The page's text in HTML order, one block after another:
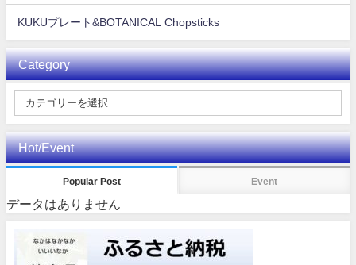
KUKUプレート&BOTANICAL Chopsticks
Category
Hot/Event
Popular Post Event
データはありません